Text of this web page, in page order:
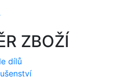
ZBOŽÍ
dílů